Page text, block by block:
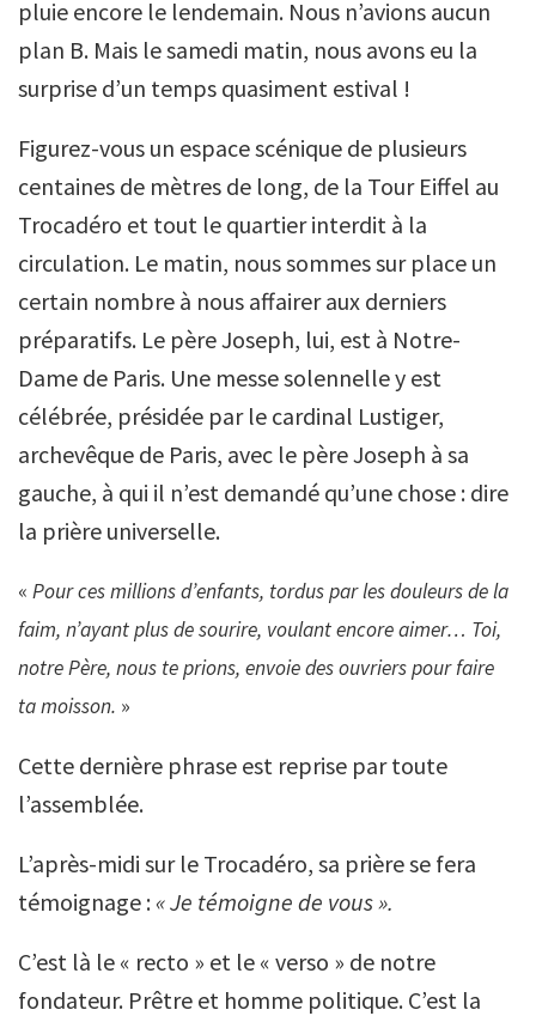
pluie encore le lendemain. Nous n’avions aucun
plan B. Mais le samedi matin, nous avons eu la
surprise d’un temps quasiment estival !
Figurez-vous un espace scénique de plusieurs
centaines de mètres de long, de la Tour Eiffel au
Trocadéro et tout le quartier interdit à la
circulation. Le matin, nous sommes sur place un
certain nombre à nous affairer aux derniers
préparatifs. Le père Joseph, lui, est à Notre-
Dame de Paris. Une messe solennelle y est
célébrée, présidée par le cardinal Lustiger,
archevêque de Paris, avec le père Joseph à sa
gauche, à qui il n’est demandé qu’une chose : dire
la prière universelle.
« Pour ces millions d’enfants, tordus par les douleurs de la
faim, n’ayant plus de sourire, voulant encore aimer… Toi,
notre Père, nous te prions, envoie des ouvriers pour faire
ta moisson. »
Cette dernière phrase est reprise par toute
l’assemblée.
L’après-midi sur le Trocadéro, sa prière se fera
témoignage : « Je témoigne de vous ».
C’est là le « recto » et le « verso » de notre
fondateur. Prêtre et homme politique. C’est la